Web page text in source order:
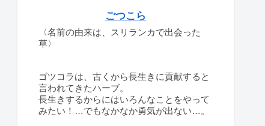
ごつこら
〈名前の由来は、スリランカで出会った
草〉
ゴツコラは、古くから長生きに貢献すると
言われてきたハーブ。
長生きするからにはいろんなことをやって
みたい！…でもなかなか勇気が出ない…。